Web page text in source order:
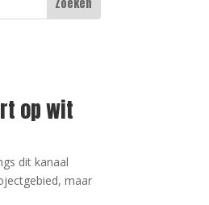
op wit
dit kanaal
maar